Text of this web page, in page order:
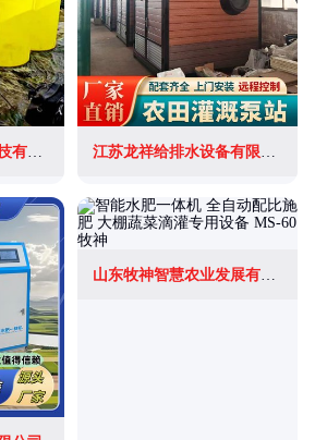
山东力建节水灌溉科技有限公司 江苏龙祥给排水设备有限公司
山东牧神智慧农业发展有限公司